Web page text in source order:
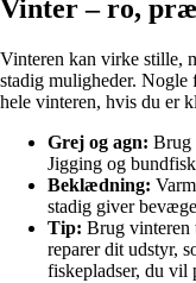
Vinter – ro,
Vinteren kan virke stille,
stadig muligheder. Nogle
hele vinteren, hvis du er
Grej og agn: Brug
Jigging og
Beklædning:
stadig giver
Tip: Brug vinteren
reparer dit udstyr,
fiskepladser, du vil